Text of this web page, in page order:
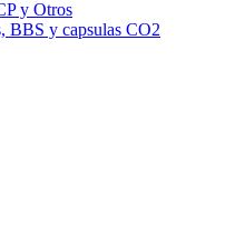
y Otros
BBS y capsulas CO2